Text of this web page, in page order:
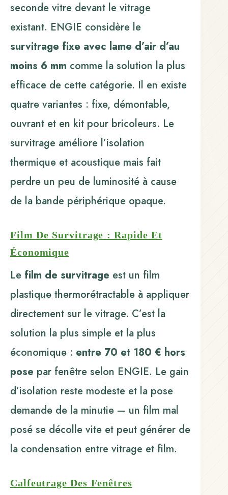
seconde vitre devant le vitrage
existant. ENGIE considère le
survitrage fixe avec lame d’air d’au
moins 6 mm comme la solution la plus
efficace de cette catégorie. Il en existe
quatre variantes : fixe, démontable,
ouvrant et en kit pour bricoleurs. Le
survitrage améliore l’isolation
thermique et acoustique mais fait
perdre un peu de luminosité à cause
de la bande périphérique opaque.
Film De Survitrage : Rapide Et
Économique
Le film de survitrage est un film
plastique thermorétractable à appliquer
directement sur le vitrage. C’est la
solution la plus simple et la plus
économique : entre 70 et 180 € hors
pose par fenêtre selon ENGIE. Le gain
d’isolation reste modeste et la pose
demande de la minutie — un film mal
posé se décolle vite et peut générer de
la condensation entre vitrage et film.
Calfeutrage Des Fenêtres